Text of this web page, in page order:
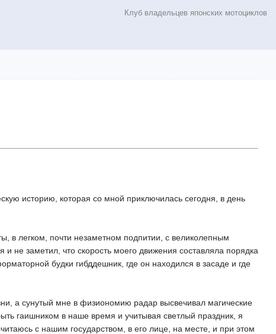
Клуб владельцев японских мотоциклов
историю, которая со мной приключилась сегодня, в день
в легком, почти незаметном подпитии, с великолепным
не заметил, что скорость моего движения составляла порядка
будки гибддешник, где он находился в засаде и где
а сунутый мне в физиономию радар высвечивал магические
гаишником в наше время и учитывая светлый праздник, я
с нашим государством, в его лице, на месте, и при этом